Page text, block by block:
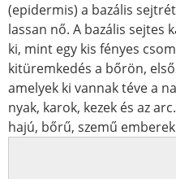
(epidermis) a bazális
lassan nő. A bazális sejtes
ki, mint egy kis fényes
kitüremkedés a bőrön,
amelyek ki vannak téve a
nyak, karok, kezek és az
hajú, bőrű, szemű